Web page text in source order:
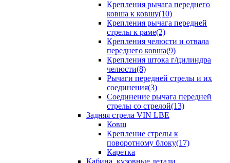
Крепления рычага переднего
ковша к ковшу(10)
Крепления рычага передней
стрелы к раме(2)
Крепления челюсти и отвала
переднего ковша(9)
Крепления штока г/цилиндра
челюсти(8)
Рычаги передней стрелы и их
соединения(3)
Соединение рычага передней
стрелы со стрелой(13)
Задняя стрела VIN LBE
Ковш
Крепление стрелы к
поворотному блоку(17)
Каретка
Кабина, кузовные детали